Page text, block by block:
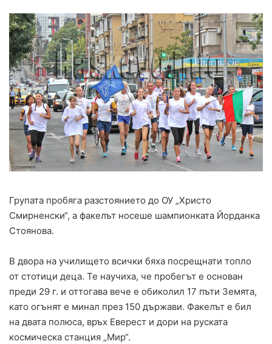
Групата пробяга разстоянието до ОУ „Христо
Смирненски“, а факелът носеше шампионката Йорданка
Стоянова.
В двора на училището всички бяха посрещнати топло
от стотици деца. Те научиха, че пробегът е основан
преди 29 г. и оттогава вече е обиколил 17 пъти Земята,
като огънят е минал през 150 държави. Факелът е бил
на двата полюса, връх Еверест и дори на руската
космическа станция „Мир“.